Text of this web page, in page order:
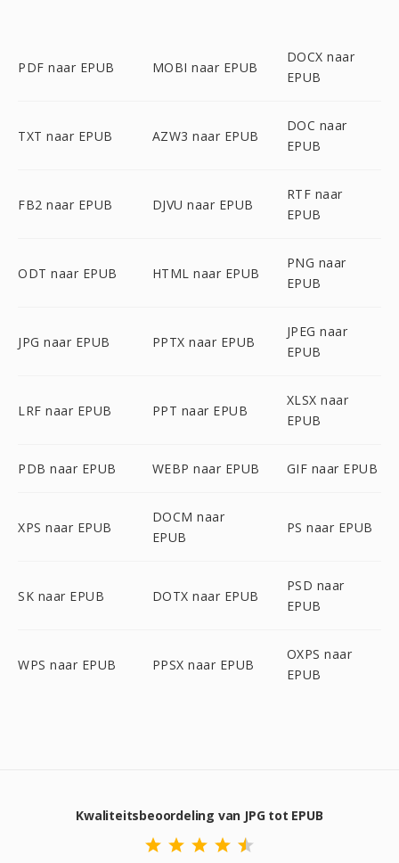
PDF naar EPUB MOBI naar EPUB
DOCX naar
EPUB
TXT naar EPUB AZW3 naar EPUB
DOC naar
EPUB
FB2 naar EPUB DJVU naar EPUB
RTF naar
EPUB
ODT naar EPUB HTML naar EPUB
PNG naar
EPUB
JPG naar EPUB PPTX naar EPUB
JPEG naar
EPUB
LRF naar EPUB PPT naar EPUB
XLSX naar
EPUB
PDB naar EPUB WEBP naar EPUB GIF naar EPUB
XPS naar EPUB
DOCM naar
EPUB
PS naar EPUB
SK naar EPUB DOTX naar EPUB
PSD naar
EPUB
WPS naar EPUB PPSX naar EPUB
OXPS naar
EPUB
Kwaliteitsbeoordeling van JPG tot EPUB